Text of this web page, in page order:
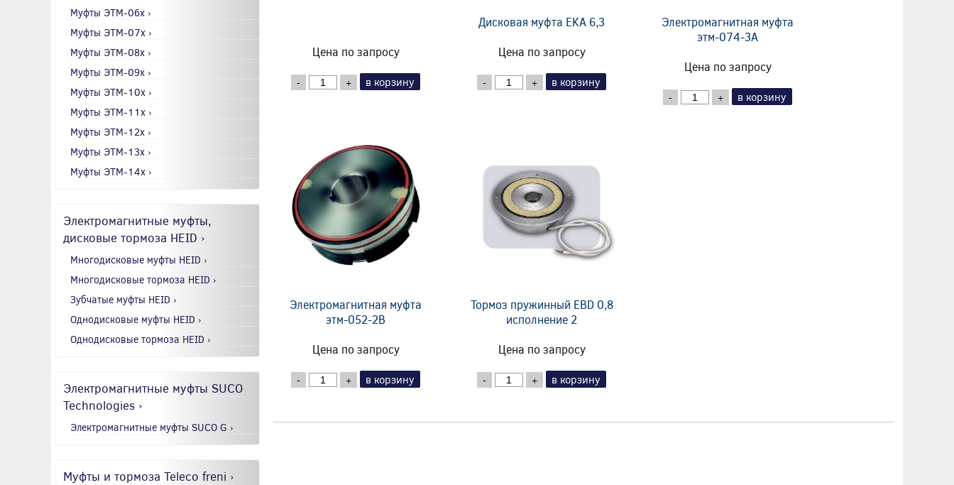
Муфты ЭТМ-06x ›
Муфты ЭТМ-07x ›
Муфты ЭТМ-08x ›
Муфты ЭТМ-09x ›
Муфты ЭТМ-10x ›
Муфты ЭТМ-11x ›
Муфты ЭТМ-12x ›
Муфты ЭТМ-13x ›
Муфты ЭТМ-14x ›
Электромагнитные муфты,
дисковые тормоза HEID ›
Многодисковые муфты HEID ›
Многодисковые тормоза HEID ›
Зубчатые муфты HEID ›
Однодисковые муфты HEID ›
Однодисковые тормоза HEID ›
Электромагнитные муфты SUCO
Technologies ›
Электромагнитные муфты SUCO G ›
Муфты и тормоза Teleco freni ›
Цена по запросу
- + в корзину
Дисковая муфта EKA 6,3
Цена по запросу
- + в корзину
Электромагнитная муфта
этм-074-3А
Цена по запросу
- + в корзину
Электромагнитная муфта
этм-052-2В
Цена по запросу
- + в корзину
Тормоз пружинный EBD 0,8
исполнение 2
Цена по запросу
- + в корзину